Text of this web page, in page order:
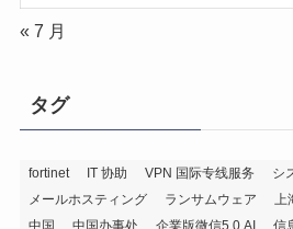
« 7 月
タグ
fortinet IT 协助 VPN 国际专线服务
シ
メールホスティング
ランサムウェア
中国
中国办事处 企業版微信5.0 AI 信